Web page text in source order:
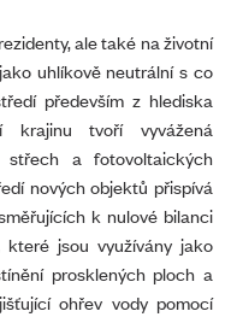
ale také na životní
uhlíkově neutrální s co
především z hlediska
krajinu tvoří vyvážená
střech a fotovoltaických
nových objektů přispívá
k nulové bilanci
jsou využívány jako
prosklených ploch a
ohřev vody pomocí